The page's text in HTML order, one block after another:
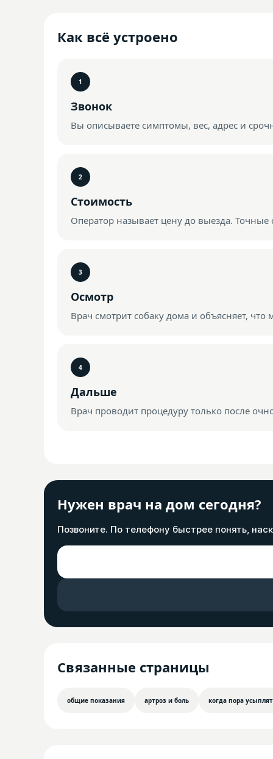
Как всё устроено
Звонок
Вы описываете симптомы, вес, адрес и
Стоимость
Оператор называет цену до выезда.
Осмотр
Врач смотрит собаку дома и объясняет, что
Дальше
Врач проводит процедуру только после
Нужен врач на дом сегодня?
Позвоните. По телефону быстрее понять,
Связанные страницы
общие показания артроз и боль когда пора